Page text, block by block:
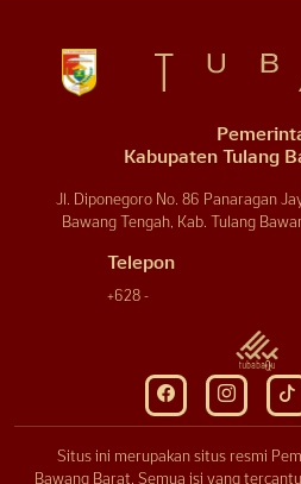
Kabupaten Tulang
Jl. Diponegoro No. 86 Panaragan
Bawang Tengah, Kab. Tulang
Telepon
+628 -
Situs ini merupakan situs resmi
Bawang Barat. Semua isi yang